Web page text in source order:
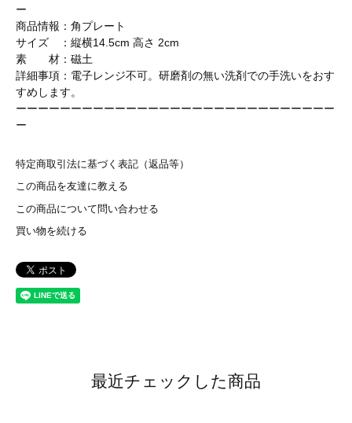
ー
商品情報：角プレート
サイズ ：縦横14.5cm 高さ 2cm
素 材：磁土
詳細事項：電子レンジ不可。研磨剤の無い洗剤での手洗いをおす
すめします。
ーーーーーーーーーーーーーーーーーーーーーーーーーーーーー
ー
特定商取引法に基づく表記（返品等）
この商品を友達に教える
この商品について問い合わせる
買い物を続ける
最近チェックした商品